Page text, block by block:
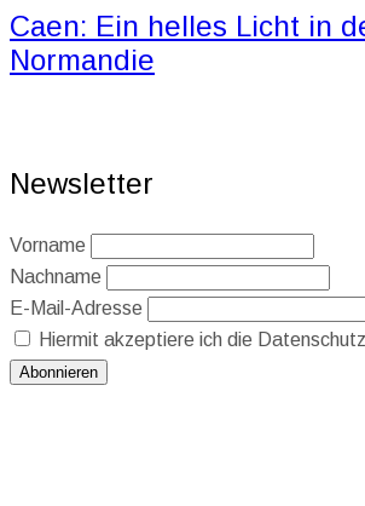
Caen: Ein helles Licht in
Normandie
Newsletter
Vorname
Nachname
E-Mail-Adresse
Hiermit akzeptiere ich die